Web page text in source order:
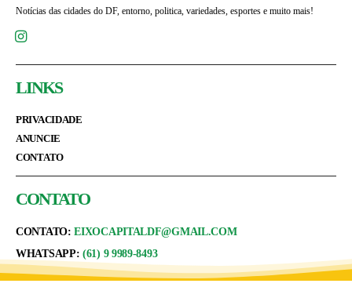
Notícias das cidades do DF, entorno, politica, variedades, esportes e muito mais!
LINKS
PRIVACIDADE
ANUNCIE
CONTATO
CONTATO
CONTATO:EIXOCAPITALDF@GMAIL.COM
WHATSAPP: (61) 9 9989-8493